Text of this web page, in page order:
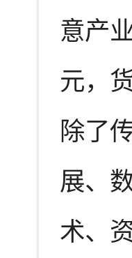
意产
元，
除了
展、
术、